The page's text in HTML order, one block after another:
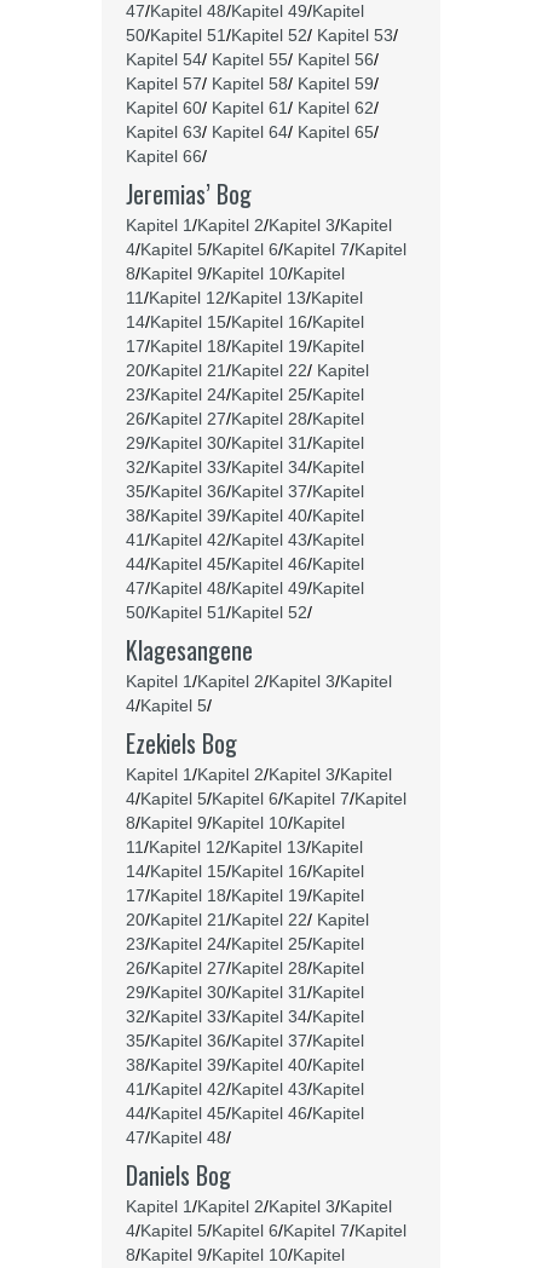
47/Kapitel 48/Kapitel 49/Kapitel
50/Kapitel 51/Kapitel 52/ Kapitel 53/
Kapitel 54/ Kapitel 55/ Kapitel 56/
Kapitel 57/ Kapitel 58/ Kapitel 59/
Kapitel 60/ Kapitel 61/ Kapitel 62/
Kapitel 63/ Kapitel 64/ Kapitel 65/
Kapitel 66/
Jeremias’ Bog
Kapitel 1/Kapitel 2/Kapitel 3/Kapitel
4/Kapitel 5/Kapitel 6/Kapitel 7/Kapitel
8/Kapitel 9/Kapitel 10/Kapitel
11/Kapitel 12/Kapitel 13/Kapitel
14/Kapitel 15/Kapitel 16/Kapitel
17/Kapitel 18/Kapitel 19/Kapitel
20/Kapitel 21/Kapitel 22/ Kapitel
23/Kapitel 24/Kapitel 25/Kapitel
26/Kapitel 27/Kapitel 28/Kapitel
29/Kapitel 30/Kapitel 31/Kapitel
32/Kapitel 33/Kapitel 34/Kapitel
35/Kapitel 36/Kapitel 37/Kapitel
38/Kapitel 39/Kapitel 40/Kapitel
41/Kapitel 42/Kapitel 43/Kapitel
44/Kapitel 45/Kapitel 46/Kapitel
47/Kapitel 48/Kapitel 49/Kapitel
50/Kapitel 51/Kapitel 52/
Klagesangene
Kapitel 1/Kapitel 2/Kapitel 3/Kapitel
4/Kapitel 5/
Ezekiels Bog
Kapitel 1/Kapitel 2/Kapitel 3/Kapitel
4/Kapitel 5/Kapitel 6/Kapitel 7/Kapitel
8/Kapitel 9/Kapitel 10/Kapitel
11/Kapitel 12/Kapitel 13/Kapitel
14/Kapitel 15/Kapitel 16/Kapitel
17/Kapitel 18/Kapitel 19/Kapitel
20/Kapitel 21/Kapitel 22/ Kapitel
23/Kapitel 24/Kapitel 25/Kapitel
26/Kapitel 27/Kapitel 28/Kapitel
29/Kapitel 30/Kapitel 31/Kapitel
32/Kapitel 33/Kapitel 34/Kapitel
35/Kapitel 36/Kapitel 37/Kapitel
38/Kapitel 39/Kapitel 40/Kapitel
41/Kapitel 42/Kapitel 43/Kapitel
44/Kapitel 45/Kapitel 46/Kapitel
47/Kapitel 48/
Daniels Bog
Kapitel 1/Kapitel 2/Kapitel 3/Kapitel
4/Kapitel 5/Kapitel 6/Kapitel 7/Kapitel
8/Kapitel 9/Kapitel 10/Kapitel